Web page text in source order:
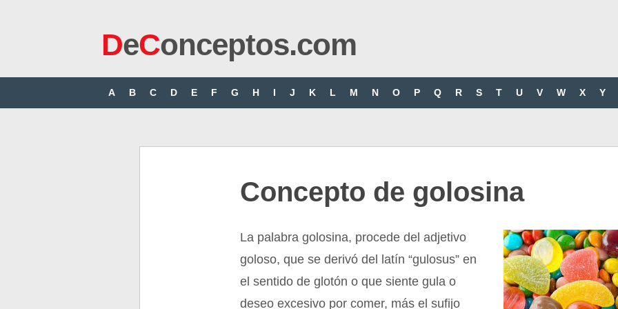
DeConceptos.com
A B C D E F G H I J K L M N O P Q R S T U V W X Y
Concepto de golosina
La palabra golosina, procede del adjetivo
goloso, que se derivó del latín “gulosus” en
el sentido de glotón o que siente gula o
deseo excesivo por comer, más el sufijo